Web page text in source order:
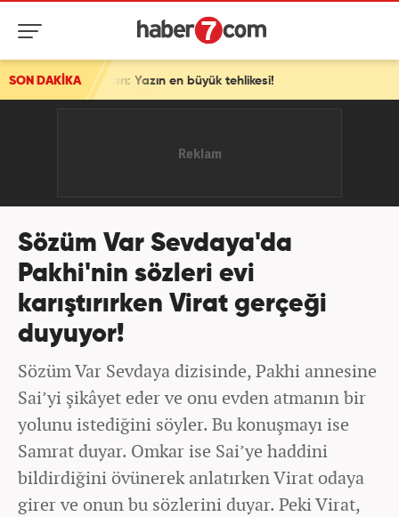
SON DAKİKA
uyarı: Yazın en büyük tehlikesi!
Sözüm Var Sevdaya'da
Pakhi'nin sözleri evi
karıştırırken Virat gerçeği
duyuyor!
Sözüm Var Sevdaya dizisinde, Pakhi annesine
Sai’yi şikâyet eder ve onu evden atmanın bir
yolunu istediğini söyler. Bu konuşmayı ise
Samrat duyar. Omkar ise Sai’ye haddini
bildirdiğini övünerek anlatırken Virat odaya
girer ve onun bu sözlerini duyar. Peki Virat,